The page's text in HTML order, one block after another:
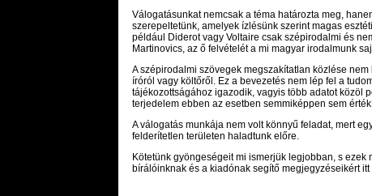
Válogatásunkat nemcsak a téma határozta meg,
szerepeltetünk, amelyek ízlésünk szerint magas
például Diderot vagy Voltaire csak szépirodalmi és
Martinovics, az ő felvételét a mi magyar irodalmunk
A szépirodalmi szövegek megszakítatlan közlése
íróról vagy költőről. Ez a bevezetés nem lép fel a
tájékozottságához igazodik, vagyis több adatot közöl
terjedelem ebben az esetben semmiképpen sem
A válogatás munkája nem volt könnyű feladat, mert
felderítetlen területen haladtunk előre.
Kötetünk gyöngeségeit mi ismerjük legjobban, s
bírálóinknak és a kiadónak segítő megjegyzéseikért